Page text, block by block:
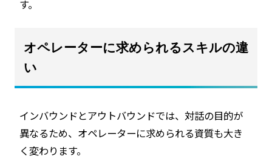
す。
オペレーターに求められるスキルの違
い
インバウンドとアウトバウンドでは、対話の目的が
異なるため、オペレーターに求められる資質も大き
く変わります。